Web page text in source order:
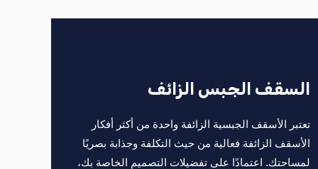
السقف الجبس الزائف
تعتبر الأسقف الجبسية الزائفة واحدة من أكثر أفكار
الأسقف الزائفة فعالية من حيث التكلفة وجذابة بصريًا
لمساحتك. اعتمادًا على تفضيلات التصميم الخاصة بك،